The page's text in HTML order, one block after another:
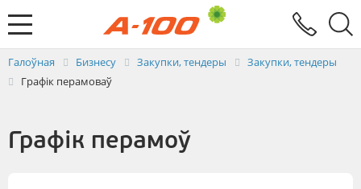
Зваротная сувязь
Паслугi
Заяўка на выстаўленне ЭРФ
Галоўная Бизнесу Закупки, тендеры
Закупки, тендеры
Графік перамоваў
Графік перамоў